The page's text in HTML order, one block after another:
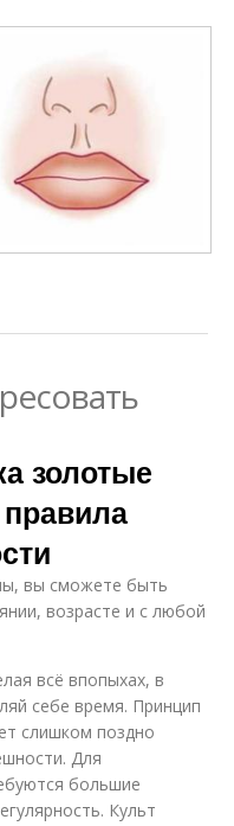
золотые
вы сможете быть
возрасте и с любой
всё впопыхах, в
себе время. Принцип
слишком поздно
Для
большие
Культ